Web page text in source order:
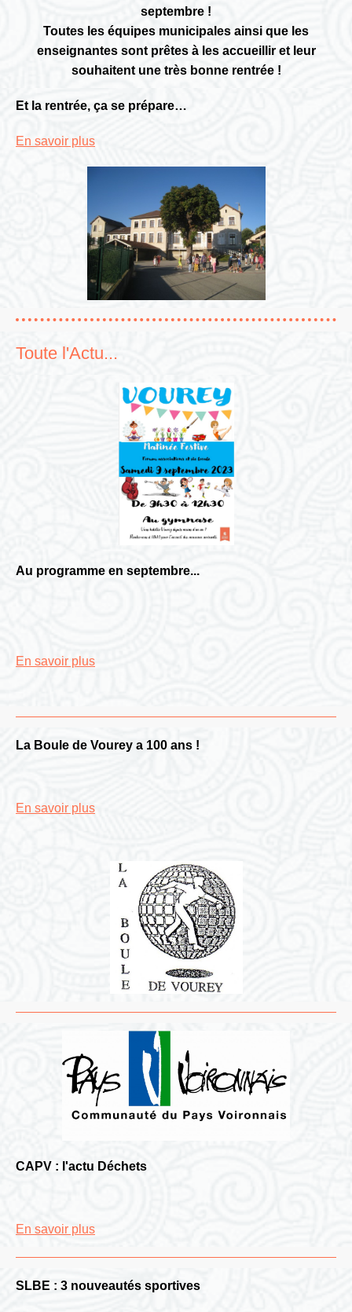
septembre !
Toutes les équipes municipales ainsi que les
enseignantes sont prêtes à les accueillir et leur
souhaitent une très bonne rentrée !
Et la rentrée, ça se prépare…
En savoir plus
Toute l'Actu...
Au programme en septembre...
En savoir plus
La Boule de Vourey a 100 ans !
En savoir plus
CAPV : l'actu Déchets
En savoir plus
SLBE : 3 nouveautés sportives